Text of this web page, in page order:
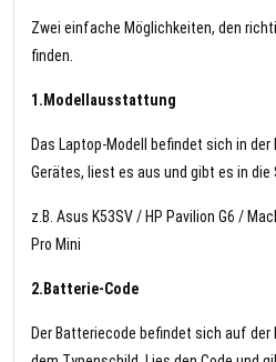
Zwei einfache Möglichkeiten, den
finden.
1.Modellausstattung
Das Laptop-Modell befindet sich in
Gerätes, liest es aus und gibt es in
z.B. Asus K53SV / HP Pavilion G6 /
Pro Mini
2.Batterie-Code
Der Batteriecode befindet sich auf